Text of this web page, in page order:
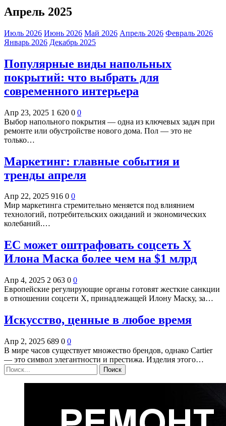
Апрель 2025
Июль 2026 Июнь 2026 Май 2026 Апрель 2026 Февраль 2026
Январь 2026 Декабрь 2025
Популярные виды напольных
покрытий: что выбрать для
современного интерьера
Апр 23, 2025 1 620 0 0
Выбор напольного покрытия — одна из ключевых задач при
ремонте или обустройстве нового дома. Пол — это не
только…
Маркетинг: главные события и
тренды апреля
Апр 22, 2025 916 0 0
Мир маркетинга стремительно меняется под влиянием
технологий, потребительских ожиданий и экономических
колебаний.…
ЕС может оштрафовать соцсеть X
Илона Маска более чем на $1 млрд
Апр 4, 2025 2 063 0 0
Европейские регулирующие органы готовят жесткие санкции
в отношении соцсети X, принадлежащей Илону Маску, за…
Искусство, ценные в любое время
Апр 2, 2025 689 0 0
В мире часов существует множество брендов, однако Cartier
— это символ элегантности и престижа. Изделия этого…